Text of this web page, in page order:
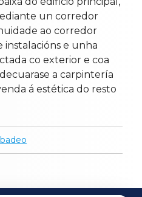
un corredor
ao corredor
e unha
co exterior e coa
a carpintería
á estética do resto